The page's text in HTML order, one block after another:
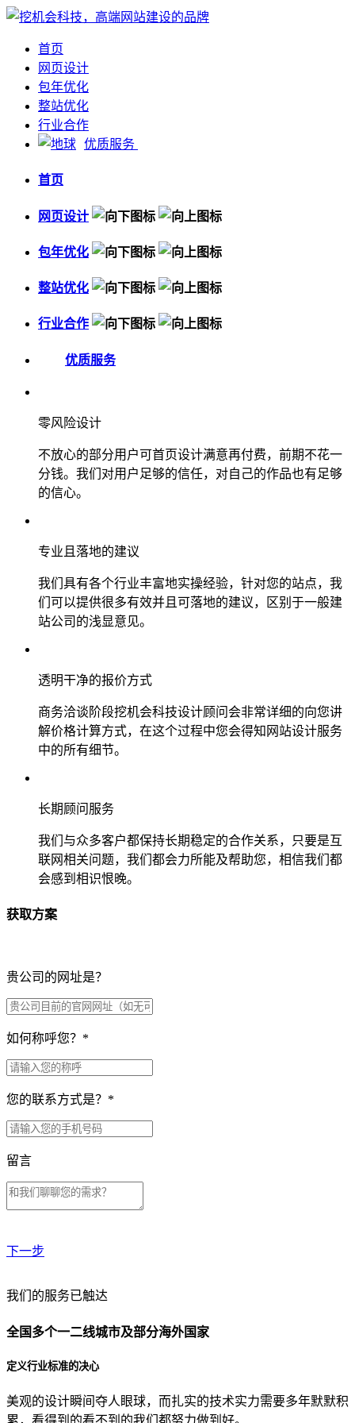
首页
网页设计
包年优化
整站优化
行业合作
优质服务
首页
网页设计
包年优化
整站优化
行业合作
优质服务
零风险设计
不放心的部分用户可首页设计满意再付费，前期不花一
分钱。我们对用户足够的信任，对自己的作品也有足够
的信心。
专业且落地的建议
我们具有各个行业丰富地实操经验，针对您的站点，我
们可以提供很多有效并且可落地的建议，区别于一般建
站公司的浅显意见。
透明干净的报价方式
商务洽谈阶段挖机会科技设计顾问会非常详细的向您讲
解价格计算方式，在这个过程中您会得知网站设计服务
中的所有细节。
长期顾问服务
我们与众多客户都保持长期稳定的合作关系，只要是互
联网相关问题，我们都会力所能及帮助您，相信我们都
会感到相识恨晚。
获取方案
贵公司的网址是？
如何称呼您？ *
您的联系方式是？ *
留言
下一步
贵公司预算范围是？
贵公司的团队规模是？
目前主要的营销渠道是？
我们的服务已触达
全国多个一二线城市及部分海外国家
定义行业标准的决心
美观的设计瞬间夺人眼球，而扎实的技术实力需要多年默默积
累，看得到的看不到的我们都努力做到好。